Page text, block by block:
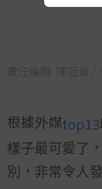
責任編輯: 陳冠倫 /
根據外媒top13
樣子最可愛了
別，非常令人